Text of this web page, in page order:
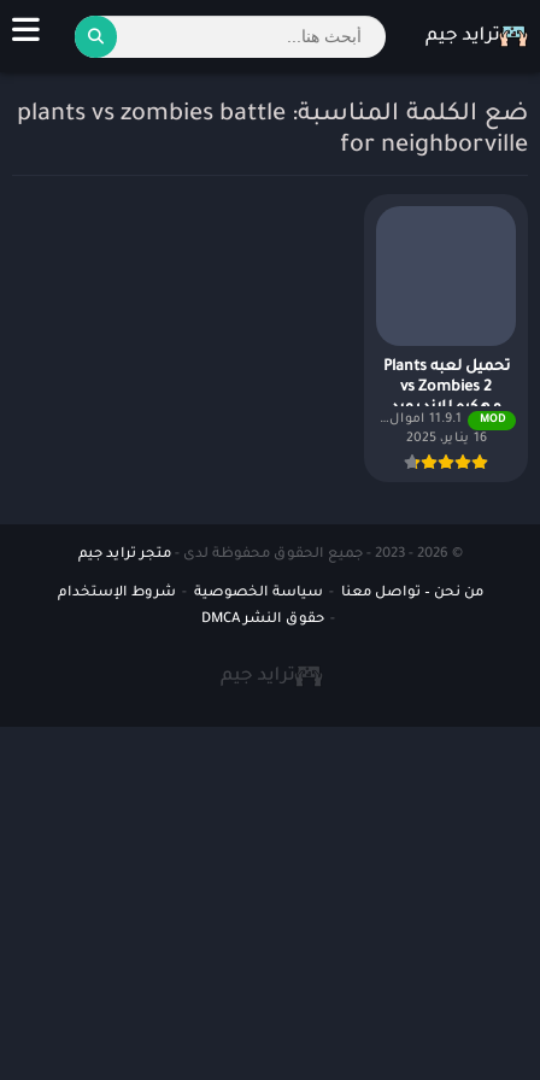
ضع الكلمة المناسبة: plants vs zombies battle
for neighborville
تحميل لعبه Plants
vs Zombies 2
مهكره للاندرويد
MOD
11.9.1 اموال غير محدودة
16 يناير، 2025
© 2026 - 2023 - جميع الحقوق محفوظة لدى - متجر ترايد جيم
من نحن – تواصل معنا سياسة الخصوصية
شروط الإستخدام
حقوق النشر DMCA